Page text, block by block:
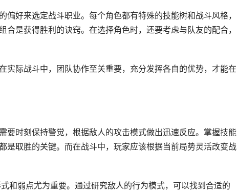
好来选定战斗职业。每个角色都有特殊的技能树和战斗风格，
是获得胜利的诀窍。在选择角色时，还要考虑与队友的配合，
实际战斗中，团队协作至关重要，充分发挥各自的优势，才能在
要时刻保持警觉，根据敌人的攻击模式做出迅速反应。掌握技能
是取胜的关键。而在战斗中，玩家应该根据当前局势灵活改变战
和弱点尤为重要。通过研究敌人的行为模式，可以找到合适的